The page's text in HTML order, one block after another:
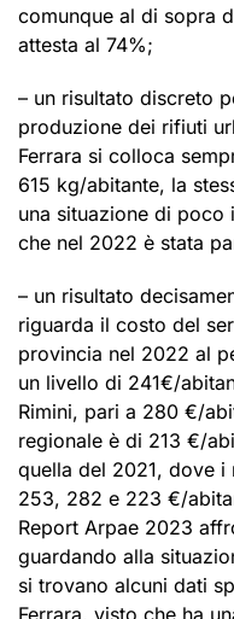
comunque al di sopra
attesta al 74%;
– un risultato discreto
produzione dei rifiuti
Ferrara si colloca
615 kg/abitante, la
una situazione di poco
che nel 2022 è stata
– un risultato
riguarda il costo del
provincia nel 2022 al
un livello di 241€/
Rimini, pari a 280 €/
regionale è di 213 €/
quella del 2021, dove i
253, 282 e 223 €/
Report Arpae 2023
guardando alla
si trovano alcuni dati
Ferrara, visto che ha